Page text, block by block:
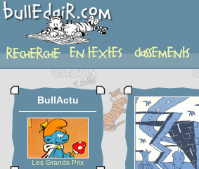
detail-etoiles
BullActu
Les Grands Prix